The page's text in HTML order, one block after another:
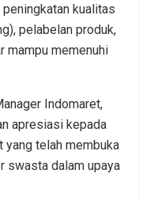
kualitas
pelabelan produk,
mampu memenuhi
Indomaret,
apresiasi kepada
yang telah membuka
swasta dalam upaya